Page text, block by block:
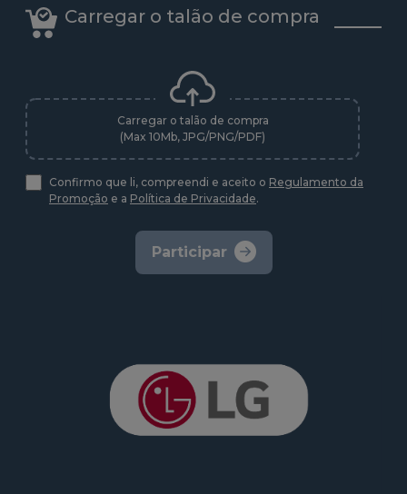
Carregar o talão de compra
Carregar o talão de compra
(Max 10Mb, JPG/PNG/PDF)
Confirmo que li, compreendi e aceito o Regulamento da
Promoção e a Política de Privacidade.
Participar